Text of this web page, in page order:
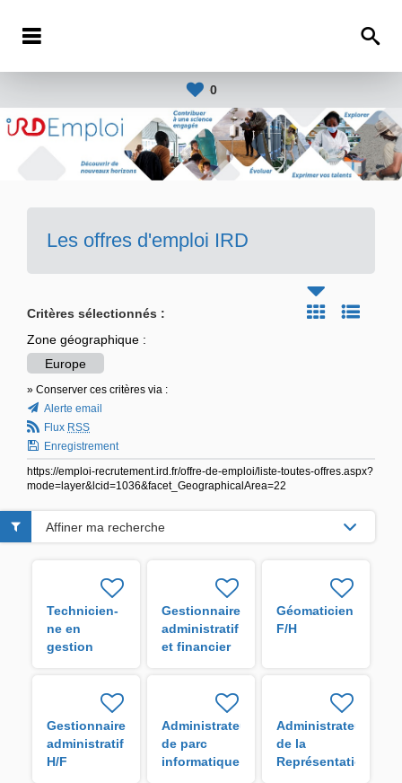
0
Les offres d'emploi IRD
Critères sélectionnés :
Zone géographique :
Europe
» Conserver ces critères via :
Alerte email
Flux RSS
Enregistrement
https://emploi-recrutement.ird.fr/offre-de-emploi/liste-toutes-offres.aspx?
mode=layer&lcid=1036&facet_GeographicalArea=22
Technicien-
ne en
gestion
Gestionnaire
administratif
et financier
Géomaticien
F/H
Gestionnaire
administratif
H/F
Administrateur
de parc
informatique
Administrateur
de la
Représentation
Affiner ma recherche